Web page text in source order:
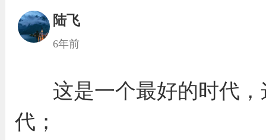
陆飞
6年前
这是一个最好的时代
代；